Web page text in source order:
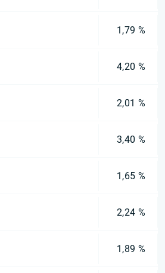
1,79 %
4,20 %
2,01 %
3,40 %
1,65 %
2,24 %
1,89 %